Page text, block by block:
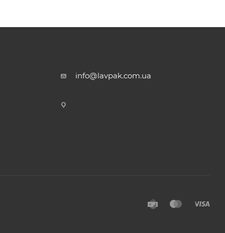
info@lavpak.com.ua